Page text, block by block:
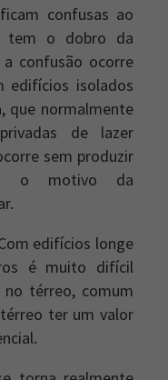
confusas ao
tem o dobro da
confusão ocorre
edifícios isolados
que normalmente
de lazer
sem produzir
o motivo da
edifícios longe
é muito difícil
no térreo, comum
ter um valor